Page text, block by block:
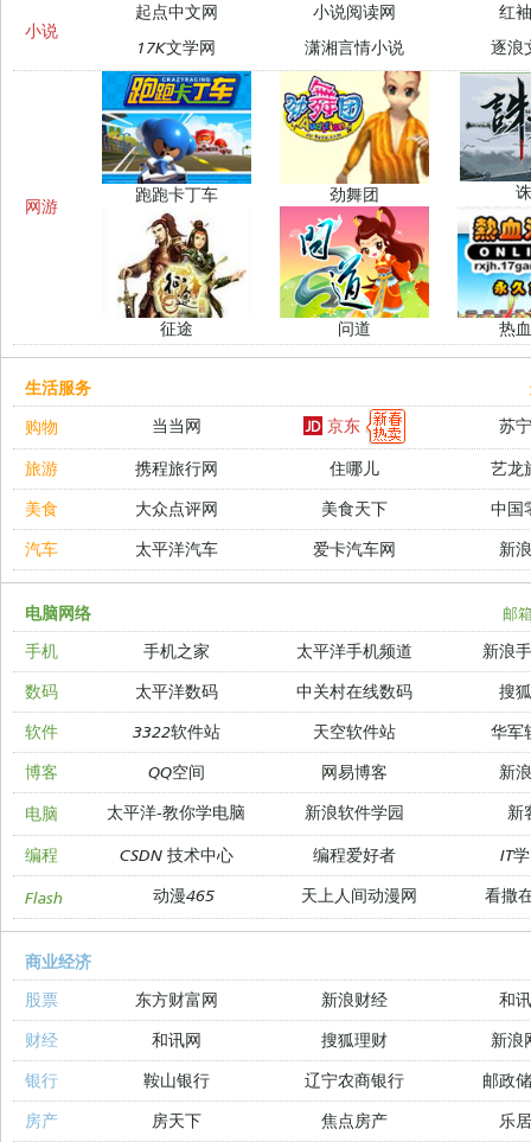
小说
起点中文网 小说阅读网
红
17K文学网
潇湘言情小说 逐浪
网游
跑跑卡丁车 劲舞团
征途 问道 热
生活服务
购物
当当网 京东 苏
旅游 携程旅行网 住哪儿
艺龙
美食
大众点评网 美食天下
中国
汽车
太平洋汽车 爱卡汽车网 新
邮
电脑网络
手机
手机之家 太平洋手机频道
新浪
数码
太平洋数码 中关村在线数码
搜
软件
3322软件站 天空软件站
华军
博客
QQ空间 网易博客 新
电脑 太平洋-教你学电脑 新浪软件学园 新
编程 CSDN 技术中心 编程爱好者 IT
Flash 动漫465 天上人间动漫网 看撒
商业经济
股票
东方财富网 新浪财经
和
财经
和讯网 搜狐理财
新浪
银行
鞍山银行 辽宁农商银行
邮政
房产
房天下 焦点房产 乐